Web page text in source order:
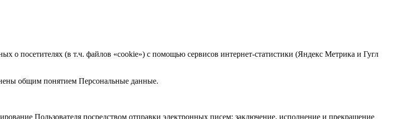
о посетителях (в т.ч. файлов «cookie») с помощью сервисов интернет-статистики (Яндекс Метрика и Гугл
общим понятием Персональные данные.
Пользователя посредством отправки электронных писем; заключение, исполнение и прекращение